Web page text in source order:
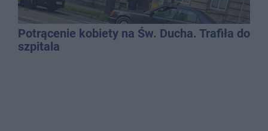
Potrącenie kobiety na Św. Ducha. Trafiła do
szpitala